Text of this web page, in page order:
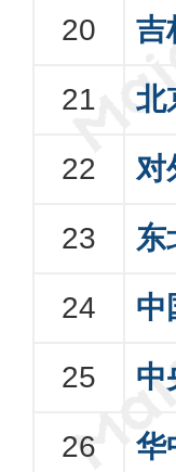
吉
北
对
东
中
中
华